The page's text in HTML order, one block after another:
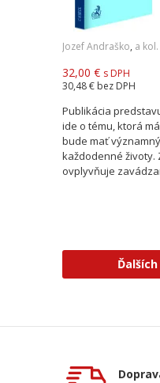
Jozef Andraško, a kol.
32,00 € s DPH
30,48 € bez DPH
Publikácia
ide o tému, ktorá
bude mať
každodenné životy.
ovplyvňuje